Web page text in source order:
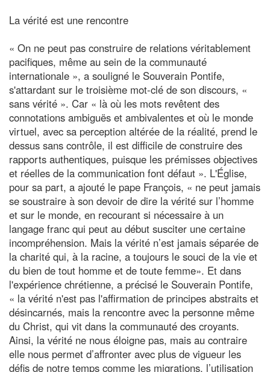
La vérité est une rencontre
« On ne peut pas construire de relations véritablement
pacifiques, même au sein de la communauté
internationale », a souligné le Souverain Pontife,
s'attardant sur le troisième mot-clé de son discours, «
sans vérité ». Car « là où les mots revêtent des
connotations ambiguës et ambivalentes et où le monde
virtuel, avec sa perception altérée de la réalité, prend le
dessus sans contrôle, il est difficile de construire des
rapports authentiques, puisque les prémisses objectives
et réelles de la communication font défaut ». L'Église,
pour sa part, a ajouté le pape François, « ne peut jamais
se soustraire à son devoir de dire la vérité sur l’homme
et sur le monde, en recourant si nécessaire à un
langage franc qui peut au début susciter une certaine
incompréhension. Mais la vérité n’est jamais séparée de
la charité qui, à la racine, a toujours le souci de la vie et
du bien de tout homme et de toute femme». Et dans
l'expérience chrétienne, a précisé le Souverain Pontife,
« la vérité n'est pas l'affirmation de principes abstraits et
désincarnés, mais la rencontre avec la personne même
du Christ, qui vit dans la communauté des croyants.
Ainsi, la vérité ne nous éloigne pas, mais au contraire
elle nous permet d’affronter avec plus de vigueur les
défis de notre temps comme les migrations, l’utilisation